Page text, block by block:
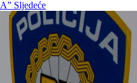
Sljedeće